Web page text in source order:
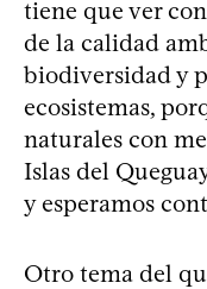
tiene que ver
de la calidad
biodiversidad y
ecosistemas,
naturales con
Islas del
y esperamos
Otro tema del